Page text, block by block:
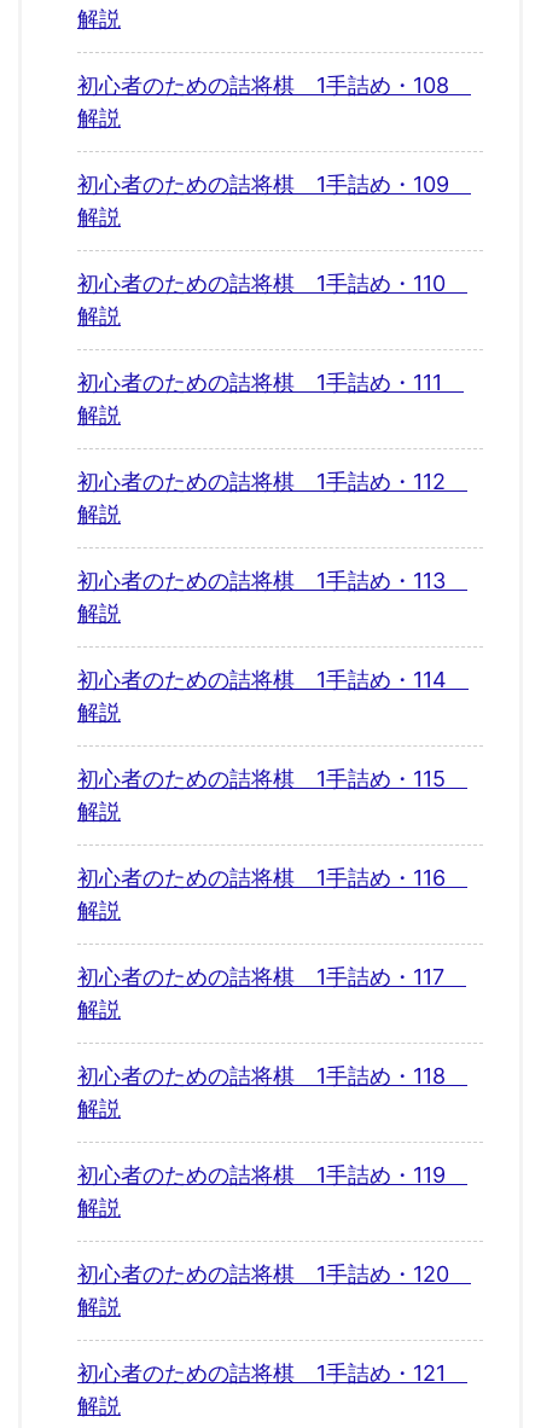
解説
初心者のための詰将棋 1手詰め・108
解説
初心者のための詰将棋 1手詰め・109
解説
初心者のための詰将棋 1手詰め・110
解説
初心者のための詰将棋 1手詰め・111
解説
初心者のための詰将棋 1手詰め・112
解説
初心者のための詰将棋 1手詰め・113
解説
初心者のための詰将棋 1手詰め・114
解説
初心者のための詰将棋 1手詰め・115
解説
初心者のための詰将棋 1手詰め・116
解説
初心者のための詰将棋 1手詰め・117
解説
初心者のための詰将棋 1手詰め・118
解説
初心者のための詰将棋 1手詰め・119
解説
初心者のための詰将棋 1手詰め・120
解説
初心者のための詰将棋 1手詰め・121
解説